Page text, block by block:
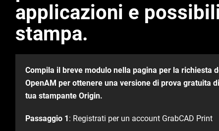
applicazioni e
stampa.​
Compila il breve modulo nella pagina per la richiesta
OpenAM per ottenere una versione di prova gratuita
tua stampante Origin.
Passaggio 1: Registrati per un account GrabCAD Print